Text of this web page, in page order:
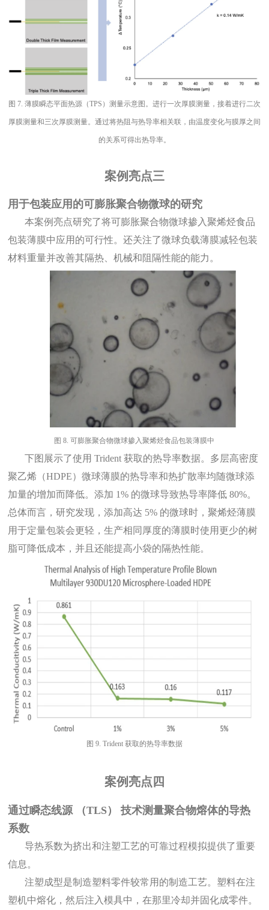
图 7. 薄膜瞬态平面热源（TPS）测量示意图。进行一次厚膜测量，接着进行二次
厚膜测量和三次厚膜测量。通过将热阻与热导率相关联，由温度变化与膜厚之间
的关系可得出热导率。
案例亮点三
用于包装应用的可膨胀聚合物微球的研究
本案例亮点研究了将可膨胀聚合物微球掺入聚烯烃食品
包装薄膜中应用的可行性。还关注了微球负载薄膜减轻包装
材料重量并改善其隔热、机械和阻隔性能的能力。
图 8. 可膨胀聚合物微球掺入聚烯烃食品包装薄膜中
下图展示了使用Trident 获取的热导率数据。多层高密度
聚乙烯（HDPE）微球薄膜的热导率和热扩散率均随微球添
加量的增加而降低。添加 1% 的微球导致热导率降低 80%。
总体而言，研究发现，添加高达 5% 的微球时，聚烯烃薄膜
用于定量包装会更轻，生产相同厚度的薄膜时使用更少的树
脂可降低成本，并且还能提高小袋的隔热性能。
图 9. Trident 获取的热导率数据
案例亮点 四
通过瞬态线源
（TLS） 技术测量聚合物熔体的导热
系数
导热系数为挤出和注塑工艺的可靠过程模拟提供了重要
信息。
注塑成型是制造塑料零件较常用的制造工艺。塑料在注
塑机中熔化，然后注入模具中，在那里冷却并固化成零件。